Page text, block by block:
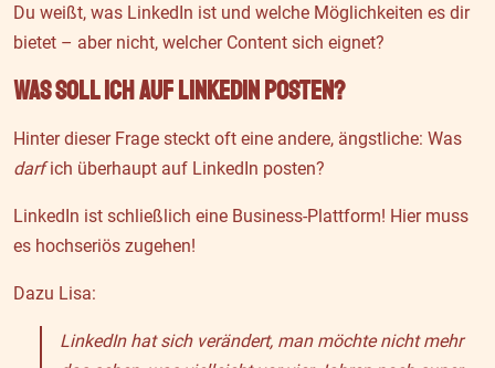
Du weißt, was LinkedIn ist und welche Möglichkeiten es dir
bietet – aber nicht, welcher Content sich eignet?
Was soll ich auf LinkedIn posten?
Hinter dieser Frage steckt oft eine andere, ängstliche: Was
darfich überhaupt auf LinkedIn posten?
LinkedIn ist schließlich eine Business-Plattform! Hier muss
es hochseriös zugehen!
Dazu Lisa:
LinkedIn hat sich verändert, man möchte nicht mehr